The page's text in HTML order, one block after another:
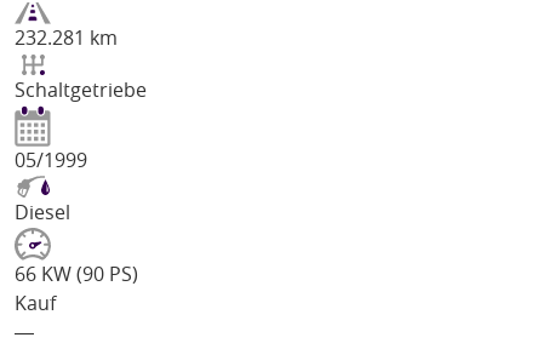
232.281 km
Schaltgetriebe
05/1999
Diesel
66 KW (90 PS)
Kauf
―